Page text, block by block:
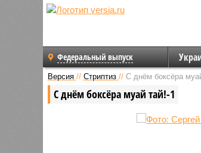
Федеральный выпуск
Версия // Стриптиз // С днём боксёра
С днём боксёра муай тай!-1